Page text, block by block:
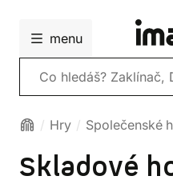
menu
Vyhledávání
Hry Společenské
Skladové